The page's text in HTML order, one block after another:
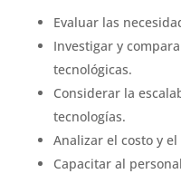
Evaluar las
Investigar y
tecnológicas.
Considerar la
tecnologías.
Analizar el costo y
Capacitar al